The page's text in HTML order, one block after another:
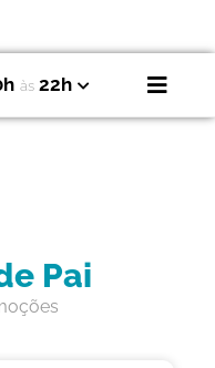
às 22h
Pai